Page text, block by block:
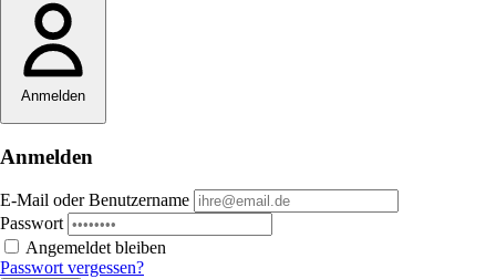
Anmelden
Anmelden
E-Mail oder Benutzername
Passwort
Angemeldet bleiben
Passwort vergessen?